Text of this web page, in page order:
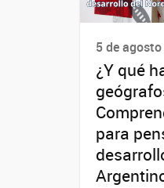
5 de
¿Y qué
para